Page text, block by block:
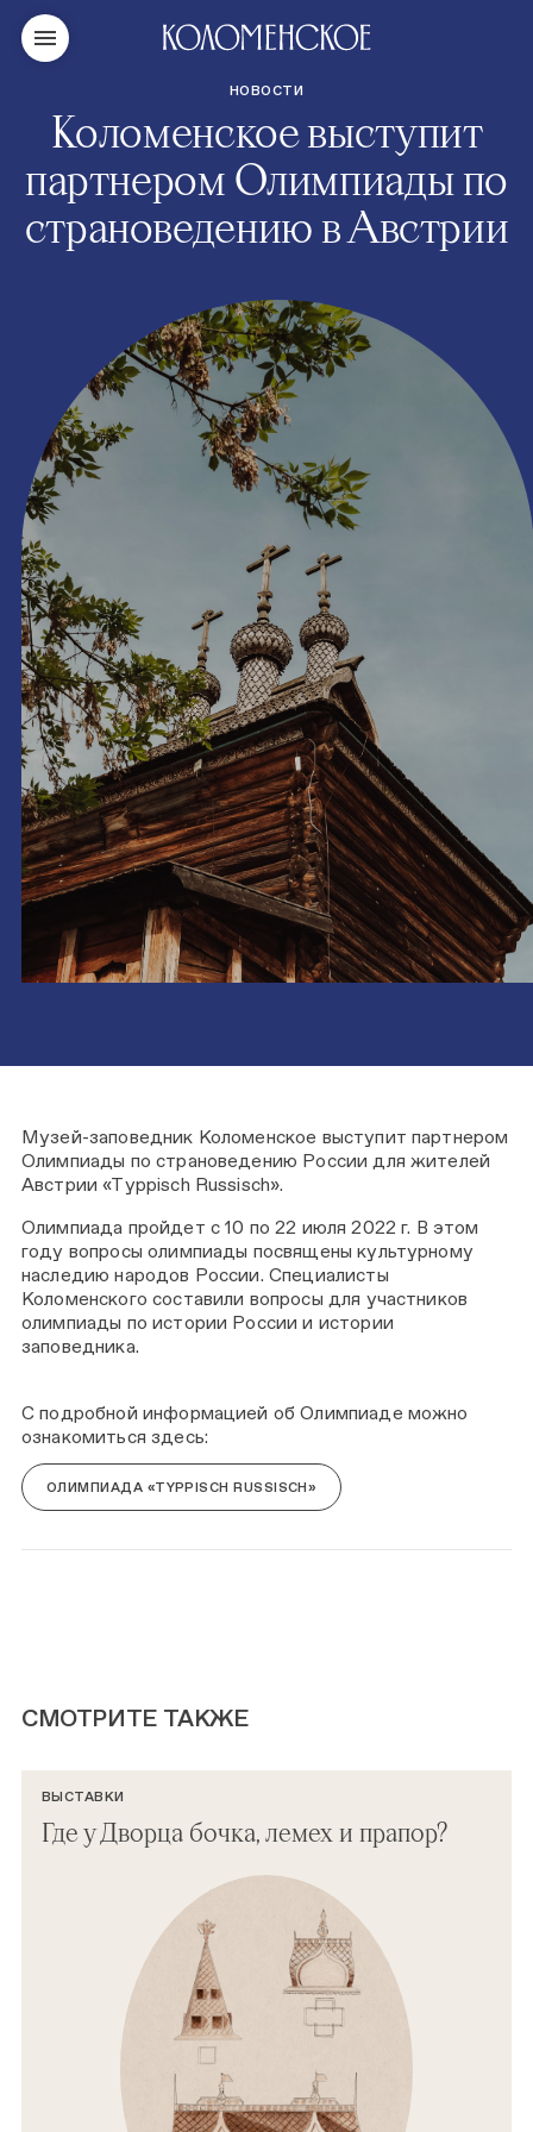
НОВОСТИ
Коломенское выступит
партнером Олимпиады по
страноведению в Австрии
Музей-заповедник Коломенское выступит партнером
Олимпиады по страноведению России для жителей
Австрии «Тyppisch Russisch».
Олимпиада пройдет с 10 по 22 июля 2022 г. В этом
году вопросы олимпиады посвящены культурному
наследию народов России. Специалисты
Коломенского составили вопросы для участников
олимпиады по истории России и истории
заповедника.
С подробной информацией об Олимпиаде можно
ознакомиться здесь:
ОЛИМПИАДА «ТYPPISCH RUSSISCH»
СМОТРИТЕ ТАКЖЕ
ВЫСТАВКИ
Где у Дворца бочка, лемех и прапор?